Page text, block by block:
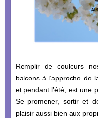
Remplir de couleurs
balcons à l’approche de
et pendant l’été, est une
Se promener, sortir et
plaisir aussi bien aux